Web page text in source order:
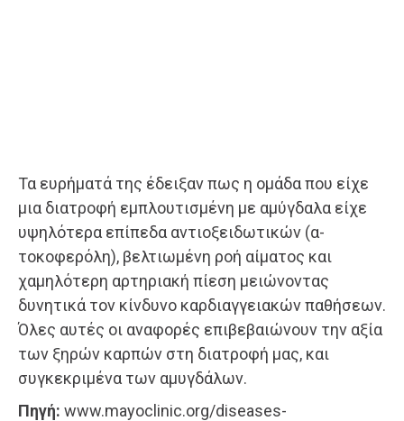
Τα ευρήματά της έδειξαν πως η ομάδα που είχε
μια διατροφή εμπλουτισμένη με αμύγδαλα είχε
υψηλότερα επίπεδα αντιοξειδωτικών (α-
τοκοφερόλη), βελτιωμένη ροή αίματος και
χαμηλότερη αρτηριακή πίεση μειώνοντας
δυνητικά τον κίνδυνο καρδιαγγειακών παθήσεων.
Όλες αυτές οι αναφορές επιβεβαιώνουν την αξία
των ξηρών καρπών στη διατροφή μας, και
συγκεκριμένα των αμυγδάλων.
Πηγή: www.mayoclinic.org/diseases-